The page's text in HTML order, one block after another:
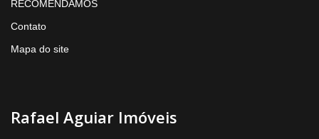
RECOMENDAMOS
Contato
Mapa do site
Rafael Aguiar Imóveis